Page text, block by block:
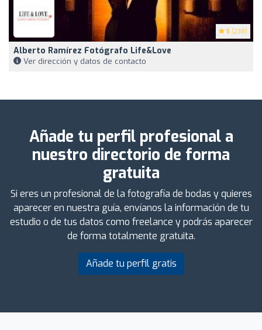
5 (238)
Alberto Ramírez Fotógrafo Life&Love
Ver dirección y datos de contacto
Añade tu perfil profesional a
nuestro directorio de forma
gratuita
Si eres un profesional de la fotografía de bodas y quieres
aparecer en nuestra guía, envíanos la información de tu
estudio o de tus datos como freelance y podrás aparecer
de forma totalmente gratuita.
Añade tu perfil gratis